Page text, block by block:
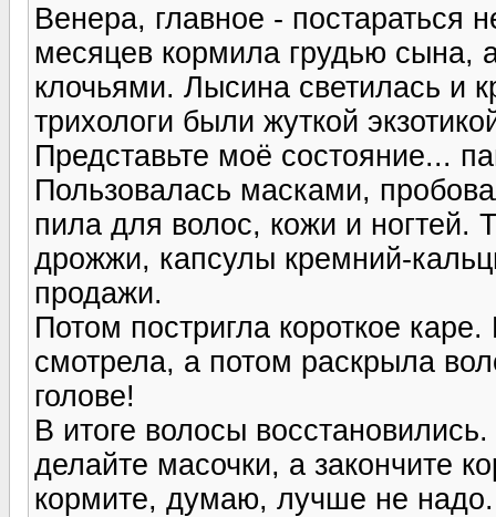
Венера, главное - постараться
месяцев кормила грудью сына,
клочьями. Лысина светилась и
трихологи были жуткой
Представьте моё состояние...
Пользовалась масками,
пила для волос, кожи и ногтей.
дрожжи, капсулы кремний-
продажи.
Потом постригла короткое
смотрела, а потом раскрыла
голове!
В итоге волосы
делайте масочки, а закончите
кормите, думаю, лучше не надо.